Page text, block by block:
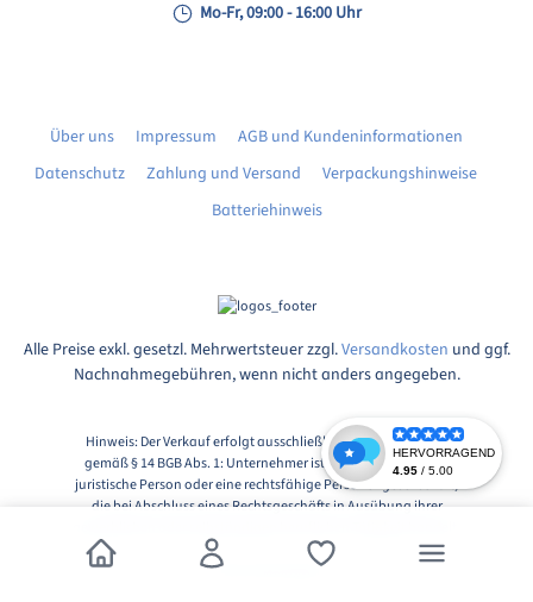
Mo-Fr, 09:00 - 16:00 Uhr
Über uns Impressum
AGB und Kundeninformationen
Datenschutz
Zahlung und Versand
Verpackungshinweise
Batteriehinweis
Alle Preise exkl. gesetzl. Mehrwertsteuer zzgl.Versandkosten und ggf.
Nachnahmegebühren, wenn nicht anders angegeben.
Hinweis: Der Verkauf erfolgt ausschließlich an Unternehmer
gemäß § 14 BGB Abs. 1: Unternehmer ist eine natürliche oder
juristische Person oder eine rechtsfähige Personengesellschaft,
die bei Abschluss eines Rechtsgeschäfts in Ausübung ihrer
© 2026, Markingshop